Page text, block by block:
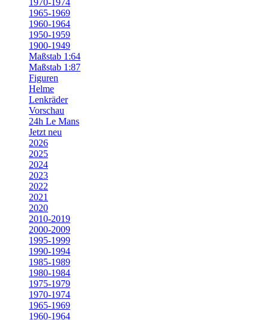
1970-1974
1965-1969
1960-1964
1950-1959
1900-1949
Maßstab 1:64
Maßstab 1:87
Figuren
Helme
Lenkräder
Vorschau
24h Le Mans
Jetzt neu
2026
2025
2024
2023
2022
2021
2020
2010-2019
2000-2009
1995-1999
1990-1994
1985-1989
1980-1984
1975-1979
1970-1974
1965-1969
1960-1964